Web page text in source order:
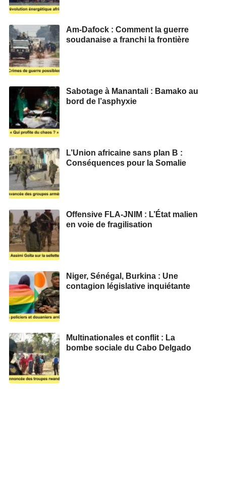
Am-Dafock : Comment la guerre
soudanaise a franchi la frontière
Sabotage à Manantali : Bamako au
bord de l’asphyxie
L’Union africaine sans plan B :
Conséquences pour la Somalie
Offensive FLA-JNIM : L’État malien
en voie de fragilisation
Niger, Sénégal, Burkina : Une
contagion législative inquiétante
Multinationales et conflit : La
bombe sociale du Cabo Delgado